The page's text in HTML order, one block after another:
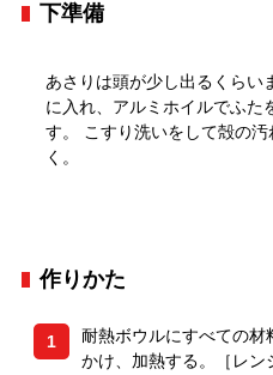
下準備
あさりは頭が少し出るくらい
に入れ、アルミホイルでふた
す。 こすり洗いをして殻の
く。
作りかた
1
耐熱ボウルにすべての材
かけ、加熱する。［レ